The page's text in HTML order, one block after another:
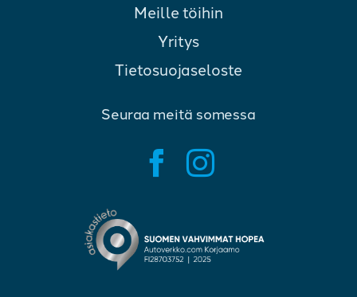
Meille töihin
Yritys
Tietosuojaseloste
Seuraa meitä somessa